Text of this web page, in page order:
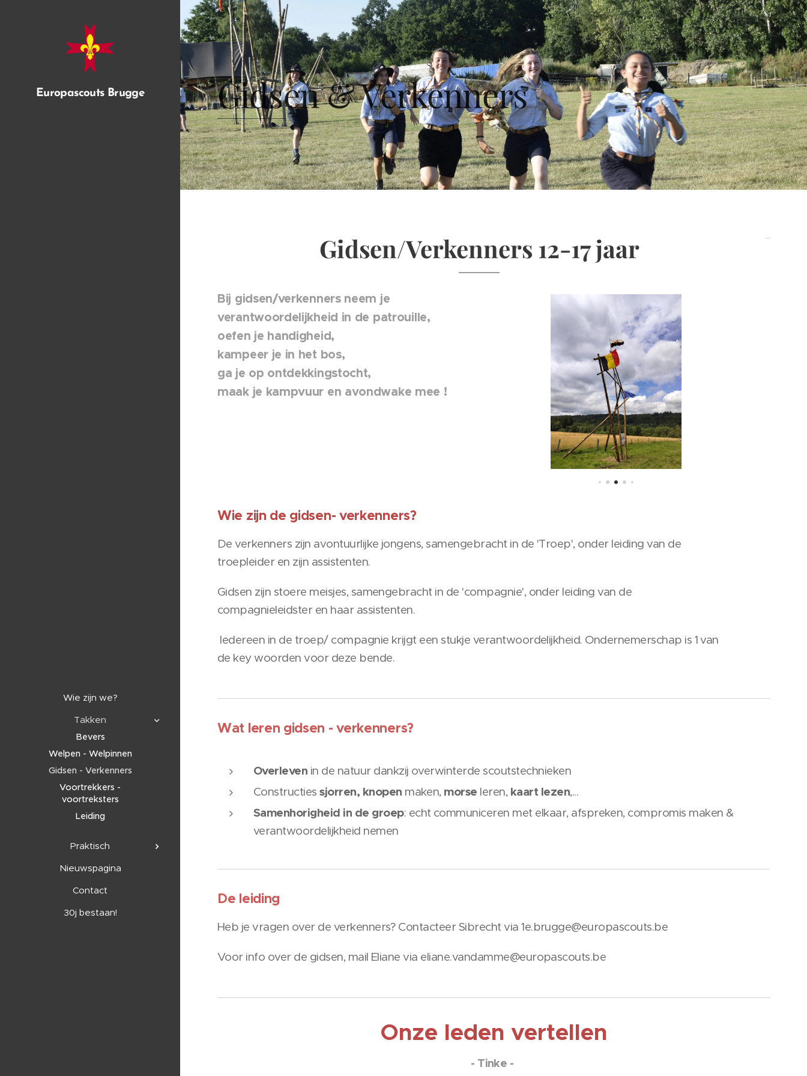
Europascouts Brugge
Wie zijn we?
Takken
Bevers
Welpen - Welpinnen
Gidsen - Verkenners
Voortrekkers -
voortreksters
Leiding
Praktisch
Nieuwspagina
Contact
30j bestaan!
Gidsen & Verkenners
Gidsen/Verkenners 12-17 jaar
Bij gidsen/verkenners neem je
verantwoordelijkheid in de patrouille,
oefen je handigheid,
kampeer je in het bos,
ga je op ontdekkingstocht,
maak je kampvuur en avondwake mee !
Wie zijn de gidsen- verkenners?
De verkenners zijn avontuurlijke jongens, samengebracht in de 'Troep', onder leiding van de
troepleider en zijn assistenten.
Gidsen zijn stoere meisjes, samengebracht in de 'compagnie', onder leiding van de
compagnieleidster en haar assistenten.
Iedereen in de troep/ compagnie krijgt een stukje verantwoordelijkheid. Ondernemerschap is 1 van
de key woorden voor deze bende.
Wat leren gidsen - verkenners?
Overleven in de natuur dankzij overwinterde scoutstechnieken
Constructiessjorren, knopen maken, morse leren, kaart lezen,...
Samenhorigheid in de groep: echt communiceren met elkaar, afspreken, compromis maken &
verantwoordelijkheid nemen
De leiding
Heb je vragen over de verkenners? Contacteer Sibrecht via 1e.brugge@europascouts.be
Voor info over de gidsen, mail Eliane via eliane.vandamme@europascouts.be
Onze leden vertellen
- Tinke -